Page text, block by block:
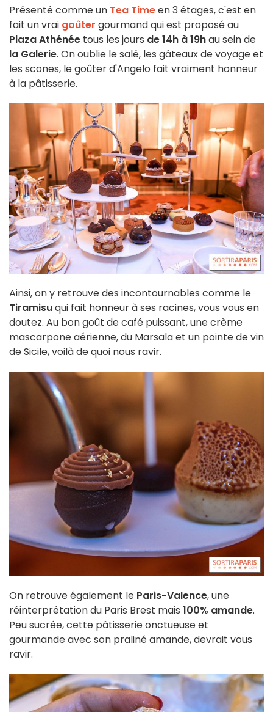
Présenté comme un Tea Timeen 3 étages, c'est en
fait un vrai goûter gourmand qui est proposé au
Plaza Athénée tous les jours de 14h à 19hau sein de
la Galerie. On oublie le salé, les gâteaux de voyage et
les scones, le goûter d'Angelo fait vraiment honneur
à la pâtisserie.
Ainsi, on y retrouve des incontournables comme le
Tiramisuqui fait honneur à ses racines, vous vous en
doutez. Au bon goût de café puissant, une crème
mascarpone aérienne, du Marsala et un pointe de vin
de Sicile, voilà de quoi nous ravir.
On retrouve également le Paris-Valence, une
réinterprétation du Paris Brest mais 100% amande.
Peu sucrée, cette pâtisserie onctueuse et
gourmande avec son praliné amande, devrait vous
ravir.